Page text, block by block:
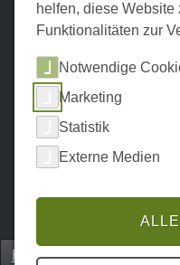
Home
helfen, diese
Funktionalitäten zur
Notwendige
Marketing
Statistik
Externe Medien